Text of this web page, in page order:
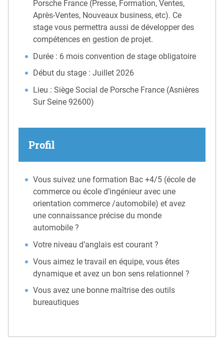
Porsche France (Presse, Formation, Ventes,
Après-Ventes, Nouveaux business, etc). Ce
stage vous permettra aussi de développer des
compétences en gestion de projet.
Durée : 6 mois convention de stage obligatoire
Début du stage : Juillet 2026
Lieu : Siège Social de Porsche France (Asnières
Sur Seine 92600)
Profil
Vous suivez une formation Bac +4/5 (école de
commerce ou école d’ingénieur avec une
orientation commerce /automobile) et avez
une connaissance précise du monde
automobile ?
Votre niveau d’anglais est courant ?
Vous aimez le travail en équipe, vous êtes
dynamique et avez un bon sens relationnel ?
Vous avez une bonne maîtrise des outils
bureautiques